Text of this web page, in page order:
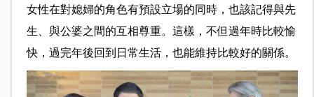
女性在對媳婦的角色有預設立場的同時，也該記得與先
生、與公婆之間的互相尊重。這樣，不但過年時比較愉
快，過完年後回到日常生活，也能維持比較好的關係。